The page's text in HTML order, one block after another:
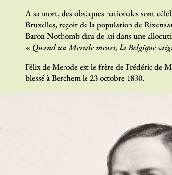
A sa mort, des obsèques nationales sont
Bruxelles, reçoit de la population de
Baron Nothomb dira de lui dans une
« Quand un Merode meurt, la Belgique
Félix de Merode est le frère de Frédéric de
blessé à Berchem le 23 octobre 1830.